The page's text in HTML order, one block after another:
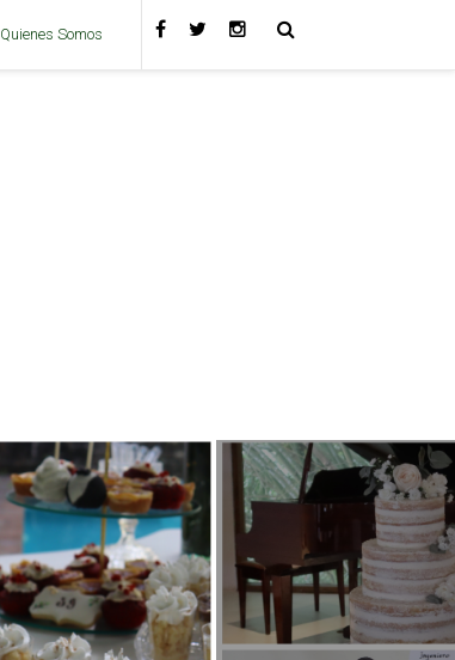
Quienes Somos